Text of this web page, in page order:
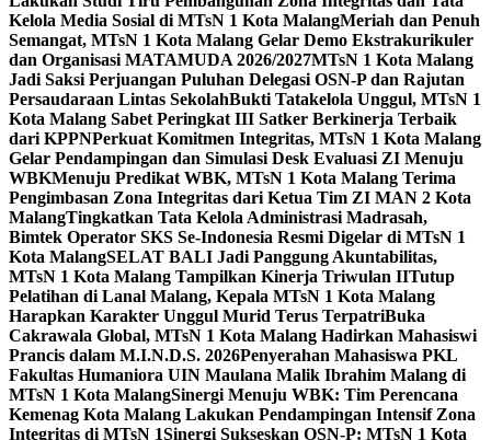
Kelola Media Sosial di MTsN 1 Kota MalangMeriah dan Penuh
Semangat, MTsN 1 Kota Malang Gelar Demo Ekstrakurikuler
dan Organisasi MATAMUDA 2026/2027MTsN 1 Kota Malang
Jadi Saksi Perjuangan Puluhan Delegasi OSN-P dan Rajutan
Persaudaraan Lintas SekolahBukti Tatakelola Unggul, MTsN 1
Kota Malang Sabet Peringkat III Satker Berkinerja Terbaik
dari KPPNPerkuat Komitmen Integritas, MTsN 1 Kota Malang
Gelar Pendampingan dan Simulasi Desk Evaluasi ZI Menuju
WBKMenuju Predikat WBK, MTsN 1 Kota Malang Terima
Pengimbasan Zona Integritas dari Ketua Tim ZI MAN 2 Kota
MalangTingkatkan Tata Kelola Administrasi Madrasah,
Bimtek Operator SKS Se-Indonesia Resmi Digelar di MTsN 1
Kota MalangSELAT BALI Jadi Panggung Akuntabilitas,
MTsN 1 Kota Malang Tampilkan Kinerja Triwulan IITutup
Pelatihan di Lanal Malang, Kepala MTsN 1 Kota Malang
Harapkan Karakter Unggul Murid Terus TerpatriBuka
Cakrawala Global, MTsN 1 Kota Malang Hadirkan Mahasiswi
Prancis dalam M.I.N.D.S. 2026Penyerahan Mahasiswa PKL
Fakultas Humaniora UIN Maulana Malik Ibrahim Malang di
MTsN 1 Kota MalangSinergi Menuju WBK: Tim Perencana
Kemenag Kota Malang Lakukan Pendampingan Intensif Zona
Integritas di MTsN 1Sinergi Sukseskan OSN-P: MTsN 1 Kota